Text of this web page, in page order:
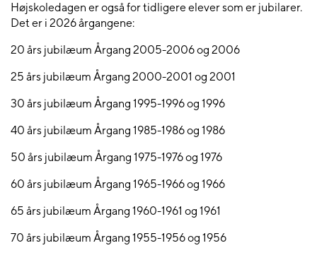
Højskoledagen er også for tidligere elever som er jubilarer.
Det er i 2026 årgangene:
20 års jubilæum Årgang 2005-2006 og 2006
25 års jubilæum Årgang 2000-2001 og 2001
30 års jubilæum Årgang 1995-1996 og 1996
40 års jubilæum Årgang 1985-1986 og 1986
50 års jubilæum Årgang 1975-1976 og 1976
60 års jubilæum Årgang 1965-1966 og 1966
65 års jubilæum Årgang 1960-1961 og 1961
70 års jubilæum Årgang 1955-1956 og 1956